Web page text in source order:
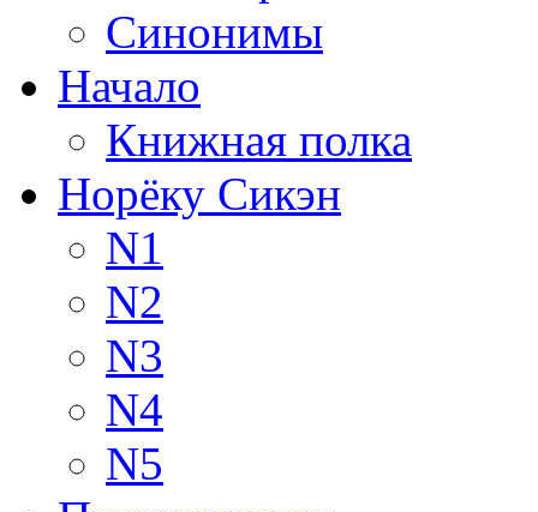
Синонимы
Начало
Книжная полка
Норёку Сикэн
N1
N2
N3
N4
N5